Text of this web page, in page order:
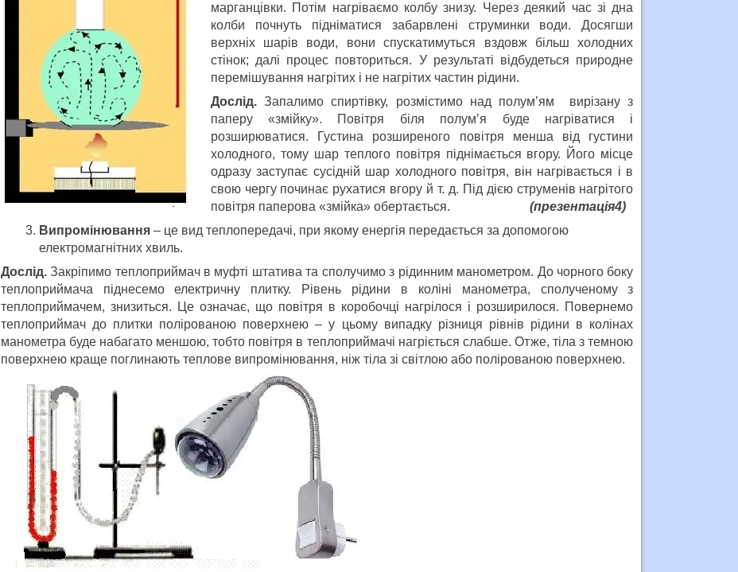
марганцівки. Потім нагріваємо колбу знизу. Через деякий час зі дна
колби почнуть підніматися забарвлені струминки води. Досягши
верхніх шарів води, вони спускатимуться вздовж більш холодних
стінок; далі процес повториться. У результаті відбудеться природне
перемішування нагрітих і не нагрітих частин рідини.
Дослід.Запалимо спиртівку, розмістимо над полум’ям вирізану з
паперу «змійку». Повітря біля полум’я буде нагріватися і
розширюватися. Густина розширеного повітря менша від густини
холодного, тому шар теплого повітря піднімається вгору. Його місце
одразу заступає сусідній шар холодного повітря, він нагрівається і в
свою чергу починає рухатися вгору й т. д. Під дією струменів нагрітого
повітря паперова «змійка» обертається. (презентація4)
Випромінювання – це вид теплопередачі, при якому енергія передається за допомогою
електромагнітних хвиль.
Дослід.Закріпимо теплоприймач в муфті штатива та сполучимо з рідинним манометром. До чорного боку
теплоприймача піднесемо електричну плитку. Рівень рідини в коліні манометра, сполученому з
теплоприймачем, знизиться. Це означає, що повітря в коробочці нагрілося і розширилося. Повернемо
теплоприймач до плитки полірованою поверхнею – у цьому випадку різниця рівнів рідини в колінах
манометра буде набагато меншою, тобто повітря в теплоприймачі нагріється слабше. Отже, тіла з темною
поверхнею краще поглинають теплове випромінювання, ніж тіла зі світлою або полірованою поверхнею.